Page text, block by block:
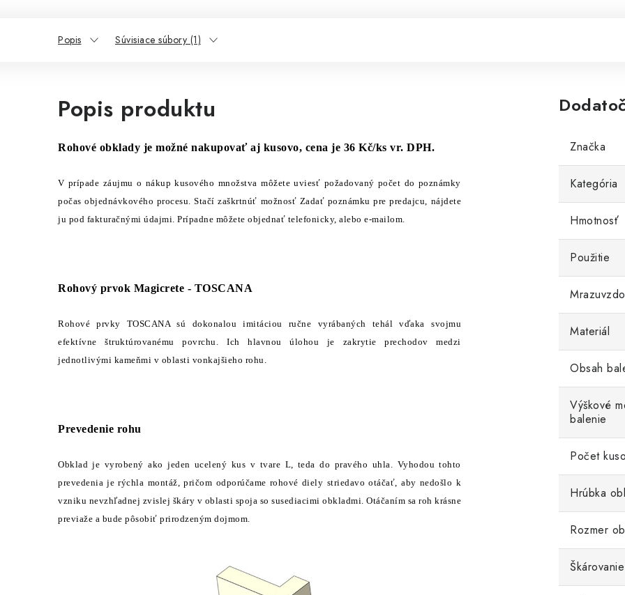
Popis Súvisiace súbory (1)
Popis produktu
Rohové obklady je možné nakupovať aj kusovo, cena je 36 Kč/ks vr. DPH.
V prípade záujmu o nákup kusového množstva môžete uviesť požadovaný počet do poznámky
počas objednávkového procesu. Stačí zaškrtnúť možnosť Zadať poznámku pre predajcu, nájdete
ju pod fakturačnými údajmi. Prípadne môžete objednať telefonicky, alebo e-mailom.
Rohový prvok Magicrete - TOSCANA
Rohové prvky TOSCANA sú dokonalou imitáciou ručne vyrábaných tehál vďaka svojmu
efektívne štruktúrovanému povrchu. Ich hlavnou úlohou je zakrytie prechodov medzi
jednotlivými kameňmi v oblasti vonkajšieho rohu.
Prevedenie rohu
Obklad je vyrobený ako jeden ucelený kus v tvare L, teda do pravého uhla. Vyhodou tohto
prevedenia je rýchla montáž, pričom odporúčame rohové diely striedavo otáčať, aby nedošlo k
vzniku nevzhľadnej zvislej škáry v oblasti spoja so susediacimi obkladmi. Otáčaním sa roh krásne
previaže a bude pôsobiť prirodzeným dojmom.
Značka
Kategória
Hmotnosť
Použitie
Materiál
Obsah
Výškové
balenie
Počet
Hrúbka
Rozmer
Škárovanie